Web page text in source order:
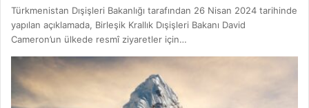
Türkmenistan Dışişleri Bakanlığı tarafından 26 Nisan 2024 tarihinde
yapılan açıklamada, Birleşik Krallık Dışişleri Bakanı David
Cameron’un ülkede resmî ziyaretler için…